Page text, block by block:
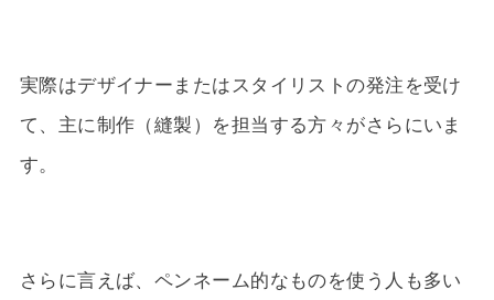
実際はデザイナーまたはスタイリストの発注を受け
て、主に制作（縫製）を担当する方々がさらにいま
す。
さらに言えば、ペンネーム的なものを使う人も多い